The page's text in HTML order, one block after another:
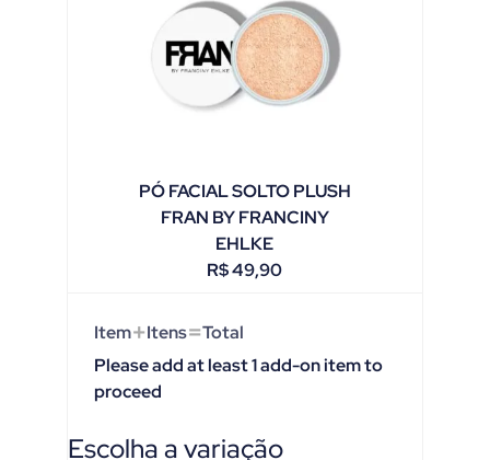
PÓ FACIAL SOLTO PLUSH
FRAN BY FRANCINY
EHLKE
R$49,90
Item+Itens=Total
Please add at least 1 add-on item to
proceed
Escolha a variação